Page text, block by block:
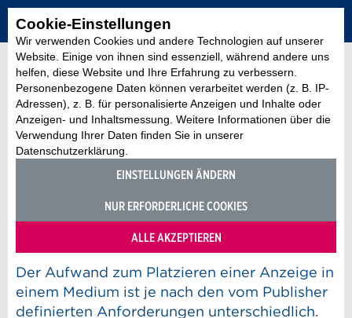
Cookie-Einstellungen
Wir verwenden Cookies und andere Technologien auf unserer
Website. Einige von ihnen sind essenziell, während andere uns
helfen, diese Website und Ihre Erfahrung zu verbessern.
Personenbezogene Daten können verarbeitet werden (z. B. IP-
Adressen), z. B. für personalisierte Anzeigen und Inhalte oder
Anzeigen- und Inhaltsmessung. Weitere Informationen über die
Verwendung Ihrer Daten finden Sie in unserer
Datenschutzerklärung.
EINSTELLUNGEN ÄNDERN
NUR ERFORDERLICHE COOKIES
ALLE AKZEPTIEREN
Media Service, Media Pool wählen
Worin unterscheiden sich
Media Service small,
large?
28. Februar 2020
Der Aufwand zum Platzieren einer Anzeige in
einem Medium ist je nach den vom Publisher
definierten Anforderungen unterschiedlich.